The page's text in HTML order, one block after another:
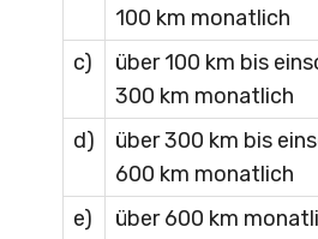
100 km monatlich
c)
über 100 km bis
300 km monatlich
d)
über 300 km bis
600 km monatlich
e) über 600 km